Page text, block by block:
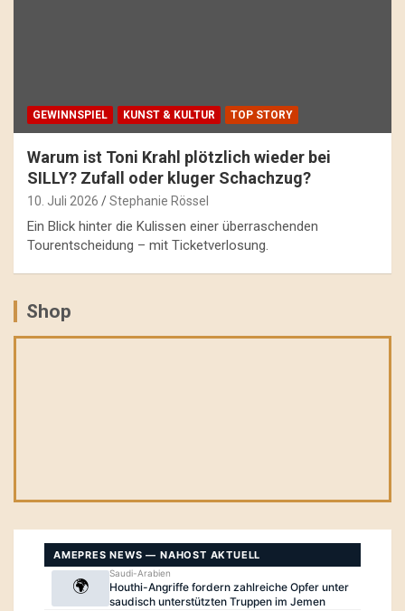
GEWINNSPIEL KUNST & KULTUR TOP STORY
Warum ist Toni Krahl plötzlich wieder bei
SILLY? Zufall oder kluger Schachzug?
10. Juli 2026 Stephanie Rössel
Ein Blick hinter die Kulissen einer überraschenden
Tourentscheidung – mit Ticketverlosung.
Shop